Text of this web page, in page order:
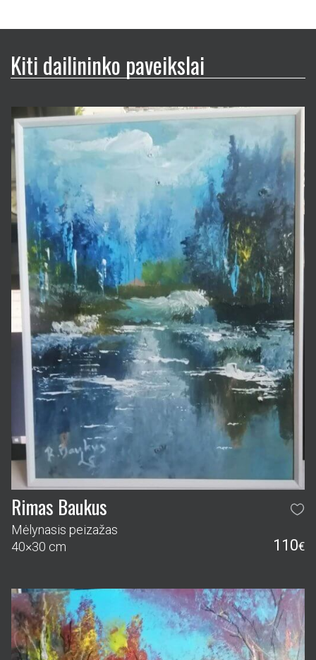
Kiti dailininko paveikslai
Rimas Baukus
Mėlynasis peizažas
40×30 cm
110€